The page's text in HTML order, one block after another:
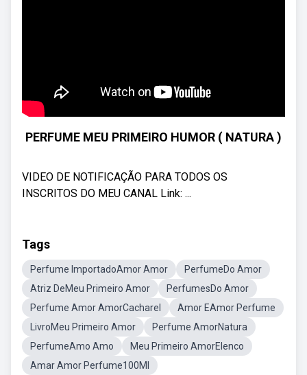
PERFUME MEU PRIMEIRO HUMOR ( NATURA )
VIDEO DE NOTIFICAÇÃO PARA TODOS OS
INSCRITOS DO MEU CANAL Link: ...
Tags
Perfume ImportadoAmor Amor
PerfumeDo Amor
Atriz DeMeu Primeiro Amor
PerfumesDo Amor
Perfume Amor AmorCacharel
Amor EAmor Perfume
LivroMeu Primeiro Amor
Perfume AmorNatura
PerfumeAmo Amo
Meu Primeiro AmorElenco
Amar Amor Perfume100Ml